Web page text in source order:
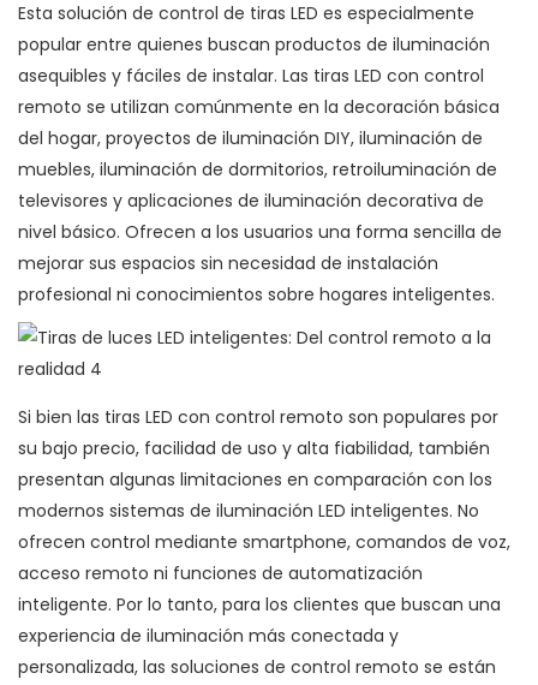
Esta solución de control de tiras LED es especialmente
popular entre quienes buscan productos de iluminación
asequibles y fáciles de instalar. Las tiras LED con control
remoto se utilizan comúnmente en la decoración básica
del hogar, proyectos de iluminación DIY, iluminación de
muebles, iluminación de dormitorios, retroiluminación de
televisores y aplicaciones de iluminación decorativa de
nivel básico. Ofrecen a los usuarios una forma sencilla de
mejorar sus espacios sin necesidad de instalación
profesional ni conocimientos sobre hogares inteligentes.
Si bien las tiras LED con control remoto son populares por
su bajo precio, facilidad de uso y alta fiabilidad, también
presentan algunas limitaciones en comparación con los
modernos sistemas de iluminación LED inteligentes. No
ofrecen control mediante smartphone, comandos de voz,
acceso remoto ni funciones de automatización
inteligente. Por lo tanto, para los clientes que buscan una
experiencia de iluminación más conectada y
personalizada, las soluciones de control remoto se están